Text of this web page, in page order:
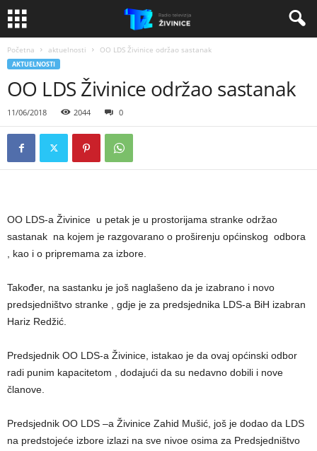
Početna aktuelnosti OO LDS Živinice održao sastanak
AKTUELNOSTI
OO LDS Živinice održao sastanak
11/06/2018 2044 0
OO LDS-a Živinice u petak je u prostorijama stranke održao
sastanak na kojem je razgovarano o proširenju općinskog odbora
, kao i o pripremama za izbore.
Također, na sastanku je još naglašeno da je izabrano i novo
predsjedništvo stranke , gdje je za predsjednika LDS-a BiH izabran
Hariz Redžić.
Predsjednik OO LDS-a Živinice, istakao je da ovaj općinski odbor
radi punim kapacitetom , dodajući da su nedavno dobili i nove
članove.
Predsjednik OO LDS –a Živinice Zahid Mušić, još je dodao da LDS
na predstojeće izbore izlazi na sve nivoe osima za Predsjedništvo